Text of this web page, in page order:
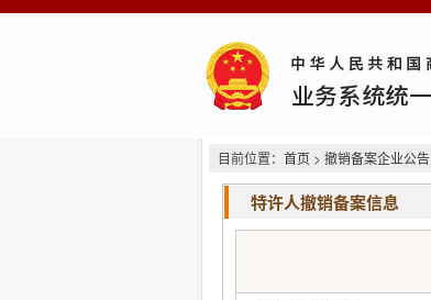
目前位置： 首页 > 撤销备案企业公告
特许人撤销备案信息